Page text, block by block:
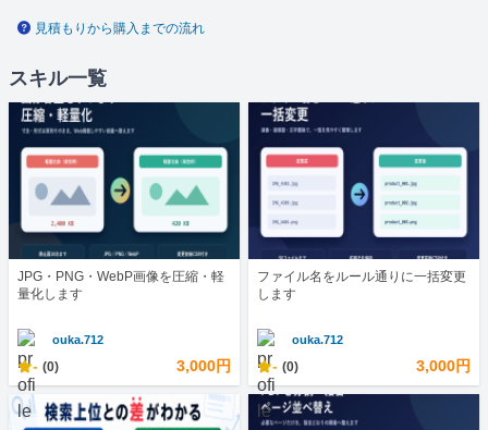
見積もりから購入までの流れ
スキル一覧
JPG・PNG・WebP画像を圧縮・軽
量化します
ouka.712
- (0) 3,000円
ファイル名をルール通りに一括変更
します
ouka.712
- (0) 3,000円